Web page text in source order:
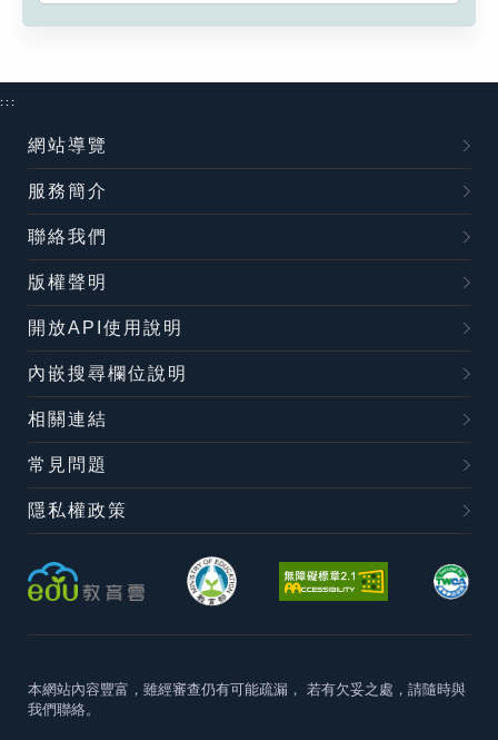
:::
網站導覽
服務簡介
聯絡我們
版權聲明
開放API使用說明
內嵌搜尋欄位說明
相關連結
常見問題
隱私權政策
本網站內容豐富，雖經審查仍有可能疏漏， 若有欠妥之處，請隨時與
我們聯絡。